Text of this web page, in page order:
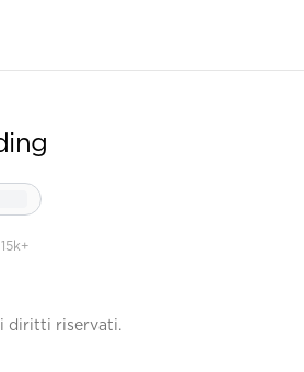
15k+
diritti riservati.